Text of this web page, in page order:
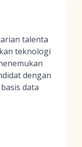
talenta
teknologi
dengan
data